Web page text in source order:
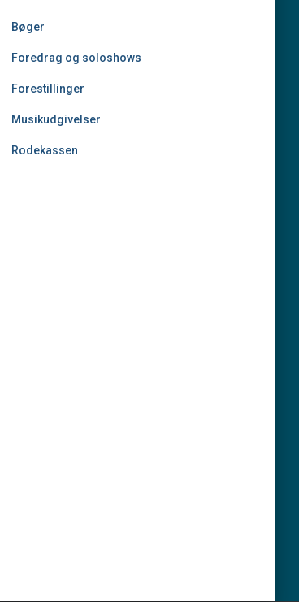
Bøger
Foredrag og soloshows
Forestillinger
Musikudgivelser
Rodekassen